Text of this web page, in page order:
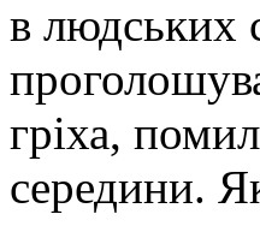
в людських
гріха,
середини.